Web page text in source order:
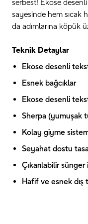
serbest! Ekose
sayesinde hem sıcak
da adımlarına köpük
Teknik Detaylar
Ekose desenli
Esnek bağcıklar
Ekose desenli
Sherpa (yumuşak
Kolay giyme
Seyahat dostu
Çıkarılabilir
Hafif ve esnek dış